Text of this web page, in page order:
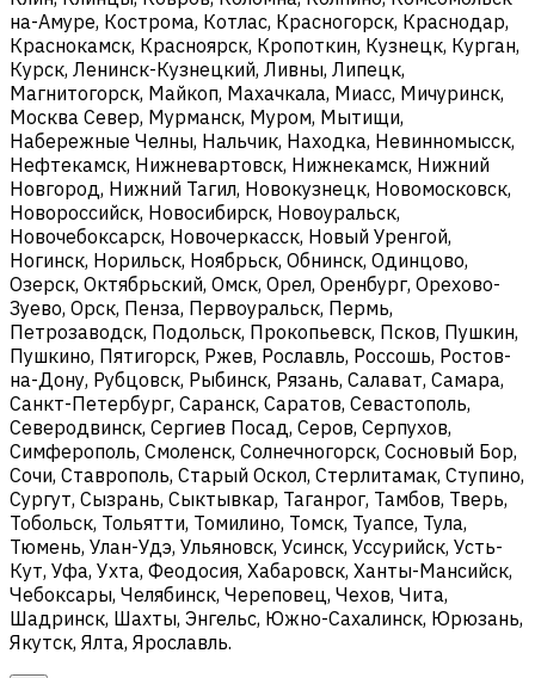
на-Амуре, Кострома, Котлас, Красногорск, Краснодар,
Краснокамск, Красноярск, Кропоткин, Кузнецк, Курган,
Курск, Ленинск-Кузнецкий, Ливны, Липецк,
Магнитогорск, Майкоп, Махачкала, Миасс, Мичуринск,
Москва Север, Мурманск, Муром, Мытищи,
Набережные Челны, Нальчик, Находка, Невинномысск,
Нефтекамск, Нижневартовск, Нижнекамск, Нижний
Новгород, Нижний Тагил, Новокузнецк, Новомосковск,
Новороссийск, Новосибирск, Новоуральск,
Новочебоксарск, Новочеркасск, Новый Уренгой,
Ногинск, Норильск, Ноябрьск, Обнинск, Одинцово,
Озерск, Октябрьский, Омск, Орел, Оренбург, Орехово-
Зуево, Орск, Пенза, Первоуральск, Пермь,
Петрозаводск, Подольск, Прокопьевск, Псков, Пушкин,
Пушкино, Пятигорск, Ржев, Рославль, Россошь, Ростов-
на-Дону, Рубцовск, Рыбинск, Рязань, Салават, Самара,
Санкт-Петербург, Саранск, Саратов, Севастополь,
Северодвинск, Сергиев Посад, Серов, Серпухов,
Симферополь, Смоленск, Солнечногорск, Сосновый Бор,
Сочи, Ставрополь, Старый Оскол, Стерлитамак, Ступино,
Сургут, Сызрань, Сыктывкар, Таганрог, Тамбов, Тверь,
Тобольск, Тольятти, Томилино, Томск, Туапсе, Тула,
Тюмень, Улан-Удэ, Ульяновск, Усинск, Уссурийск, Усть-
Кут, Уфа, Ухта, Феодосия, Хабаровск, Ханты-Мансийск,
Чебоксары, Челябинск, Череповец, Чехов, Чита,
Шадринск, Шахты, Энгельс, Южно-Сахалинск, Юрюзань,
Якутск, Ялта, Ярославль.